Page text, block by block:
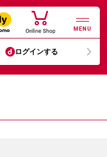
MENU
ログインする